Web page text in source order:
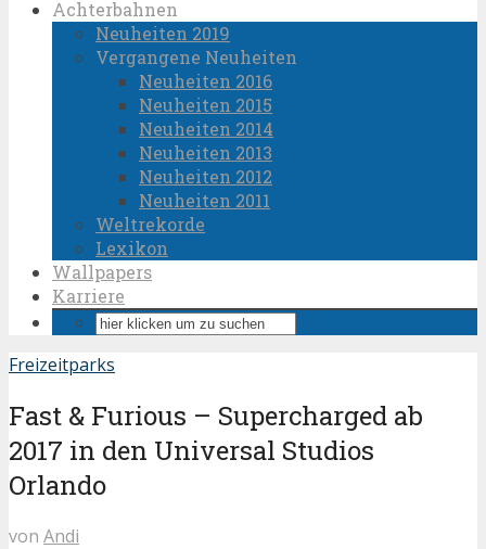
Achterbahnen
Neuheiten 2019
Vergangene Neuheiten
Neuheiten 2016
Neuheiten 2015
Neuheiten 2014
Neuheiten 2013
Neuheiten 2012
Neuheiten 2011
Weltrekorde
Lexikon
Wallpapers
Karriere
Freizeitparks
Fast & Furious – Supercharged ab
2017 in den Universal Studios
Orlando
von Andi